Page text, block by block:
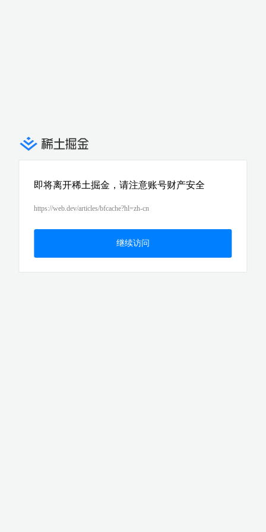
即将离开稀土掘金，请注意账号财产安全
https://web.dev/articles/bfcache?hl=zh-cn
继续访问